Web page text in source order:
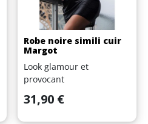
Robe noire simili cuir
Margot
Look glamour et
provocant
Prix
31,90 €